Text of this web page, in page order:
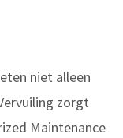
niet alleen
zorgt
Maintenance